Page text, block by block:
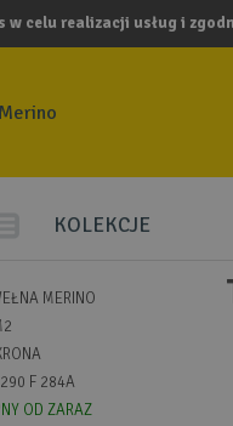
celu realizacji usług i
KOLEKCJE
MERINO
F 284A
OD ZARAZ